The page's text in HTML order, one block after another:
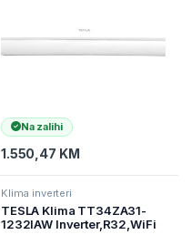
Na zalihi
1.550,47 KM
Klima inverteri
TESLA Klima TT34ZA31-
1232IAW Inverter,R32,WiFi